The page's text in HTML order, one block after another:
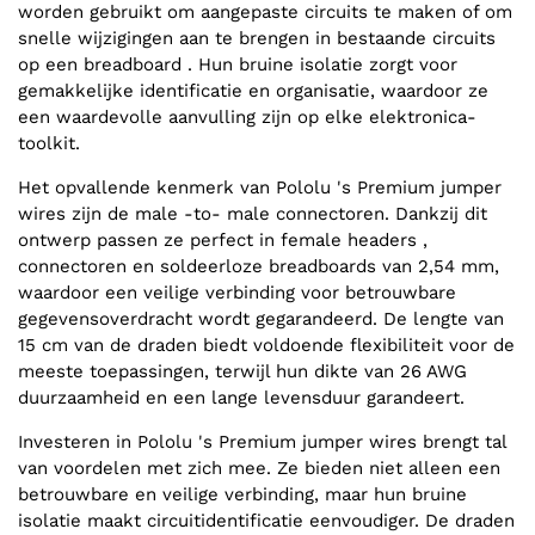
worden gebruikt om aangepaste circuits te maken of om
snelle wijzigingen aan te brengen in bestaande circuits
op een breadboard . Hun bruine isolatie zorgt voor
gemakkelijke identificatie en organisatie, waardoor ze
een waardevolle aanvulling zijn op elke elektronica-
toolkit.
Het opvallende kenmerk van Pololu 's Premium jumper
wires zijn de male -to- male connectoren. Dankzij dit
ontwerp passen ze perfect in female headers ,
connectoren en soldeerloze breadboards van 2,54 mm,
waardoor een veilige verbinding voor betrouwbare
gegevensoverdracht wordt gegarandeerd. De lengte van
15 cm van de draden biedt voldoende flexibiliteit voor de
meeste toepassingen, terwijl hun dikte van 26 AWG
duurzaamheid en een lange levensduur garandeert.
Investeren in Pololu 's Premium jumper wires brengt tal
van voordelen met zich mee. Ze bieden niet alleen een
betrouwbare en veilige verbinding, maar hun bruine
isolatie maakt circuitidentificatie eenvoudiger. De draden